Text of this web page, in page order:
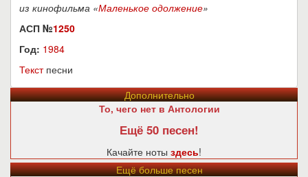
из кинофильма «Маленькое одолжение»
АСП №1250
Год: 1984
Текстпесни
Дополнительно
То, чего нет в Антологии
Ещё 50 песен!
Качайте ноты здесь!
Ещё больше песен